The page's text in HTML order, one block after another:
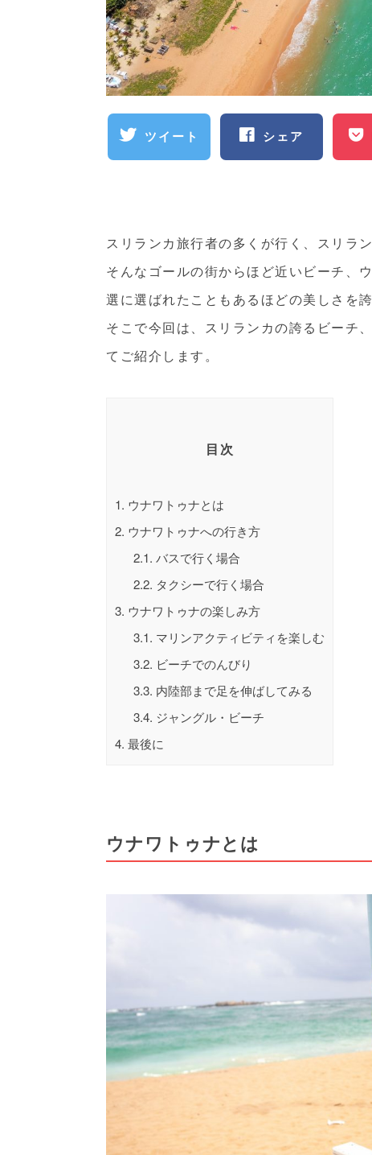
ツイート シェア
スリランカ旅行者の多くが行く、スリラ
そんなゴールの街からほど近いビーチ、
選に選ばれたこともあるほどの美しさを誇
そこで今回は、スリランカの誇るビーチ
てご紹介します。
目次
1. ウナワトゥナとは
2. ウナワトゥナへの行き方
2.1. バスで行く場合
2.2. タクシーで行く場合
3. ウナワトゥナの楽しみ方
3.1. マリンアクティビティを楽しむ
3.2. ビーチでのんびり
3.3. 内陸部まで足を伸ばしてみる
3.4. ジャングル・ビーチ
4. 最後に
ウナワトゥナとは